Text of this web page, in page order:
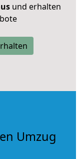
und erhalten
Umzug